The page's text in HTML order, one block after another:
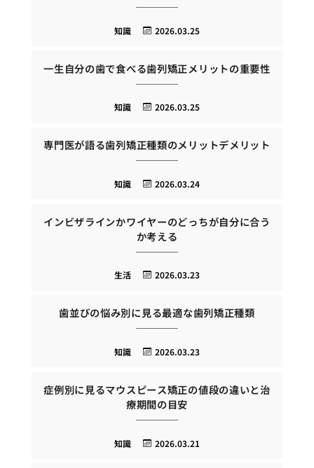
2026.03.25
知識
一生自分の歯で食べる歯列矯正メリットの重要性
2026.03.25
知識
専門医が語る歯列矯正種類のメリットデメリット
2026.03.24
知識
インビザラインかワイヤーのどっちが自分に合う
か考える
2026.03.23
生活
歯並びの悩み別に見る最適な歯列矯正種類
2026.03.23
知識
症例別に見るマウスピース矯正の値段の違いと治
療期間の目安
2026.03.21
知識